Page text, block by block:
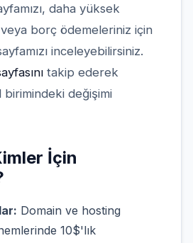
daha yüksek
veya borç ödemeleriniz için
inceleyebilirsiniz.
takip ederek
değişimi
İçin
Domain ve hosting
10$'lık